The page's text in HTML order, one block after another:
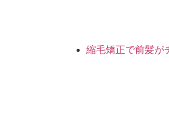
縮毛矯正で前髪が